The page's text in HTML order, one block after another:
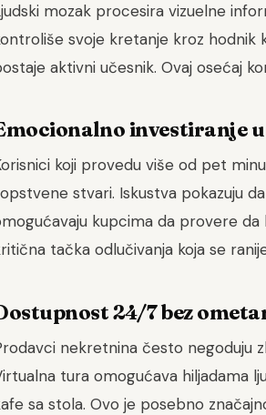
mozak procesira vizuelne
svoje kretanje kroz hodnik
aktivni učesnik. Ovaj osećaj
investiranje
koji provedu više od pet
stvari. Iskustva pokazuju
kupcima da provere
tačka odlučivanja koja se
24/7 bez
nekretnina često negoduju
tura omogućava hiljadama
sa stola. Ovo je posebno